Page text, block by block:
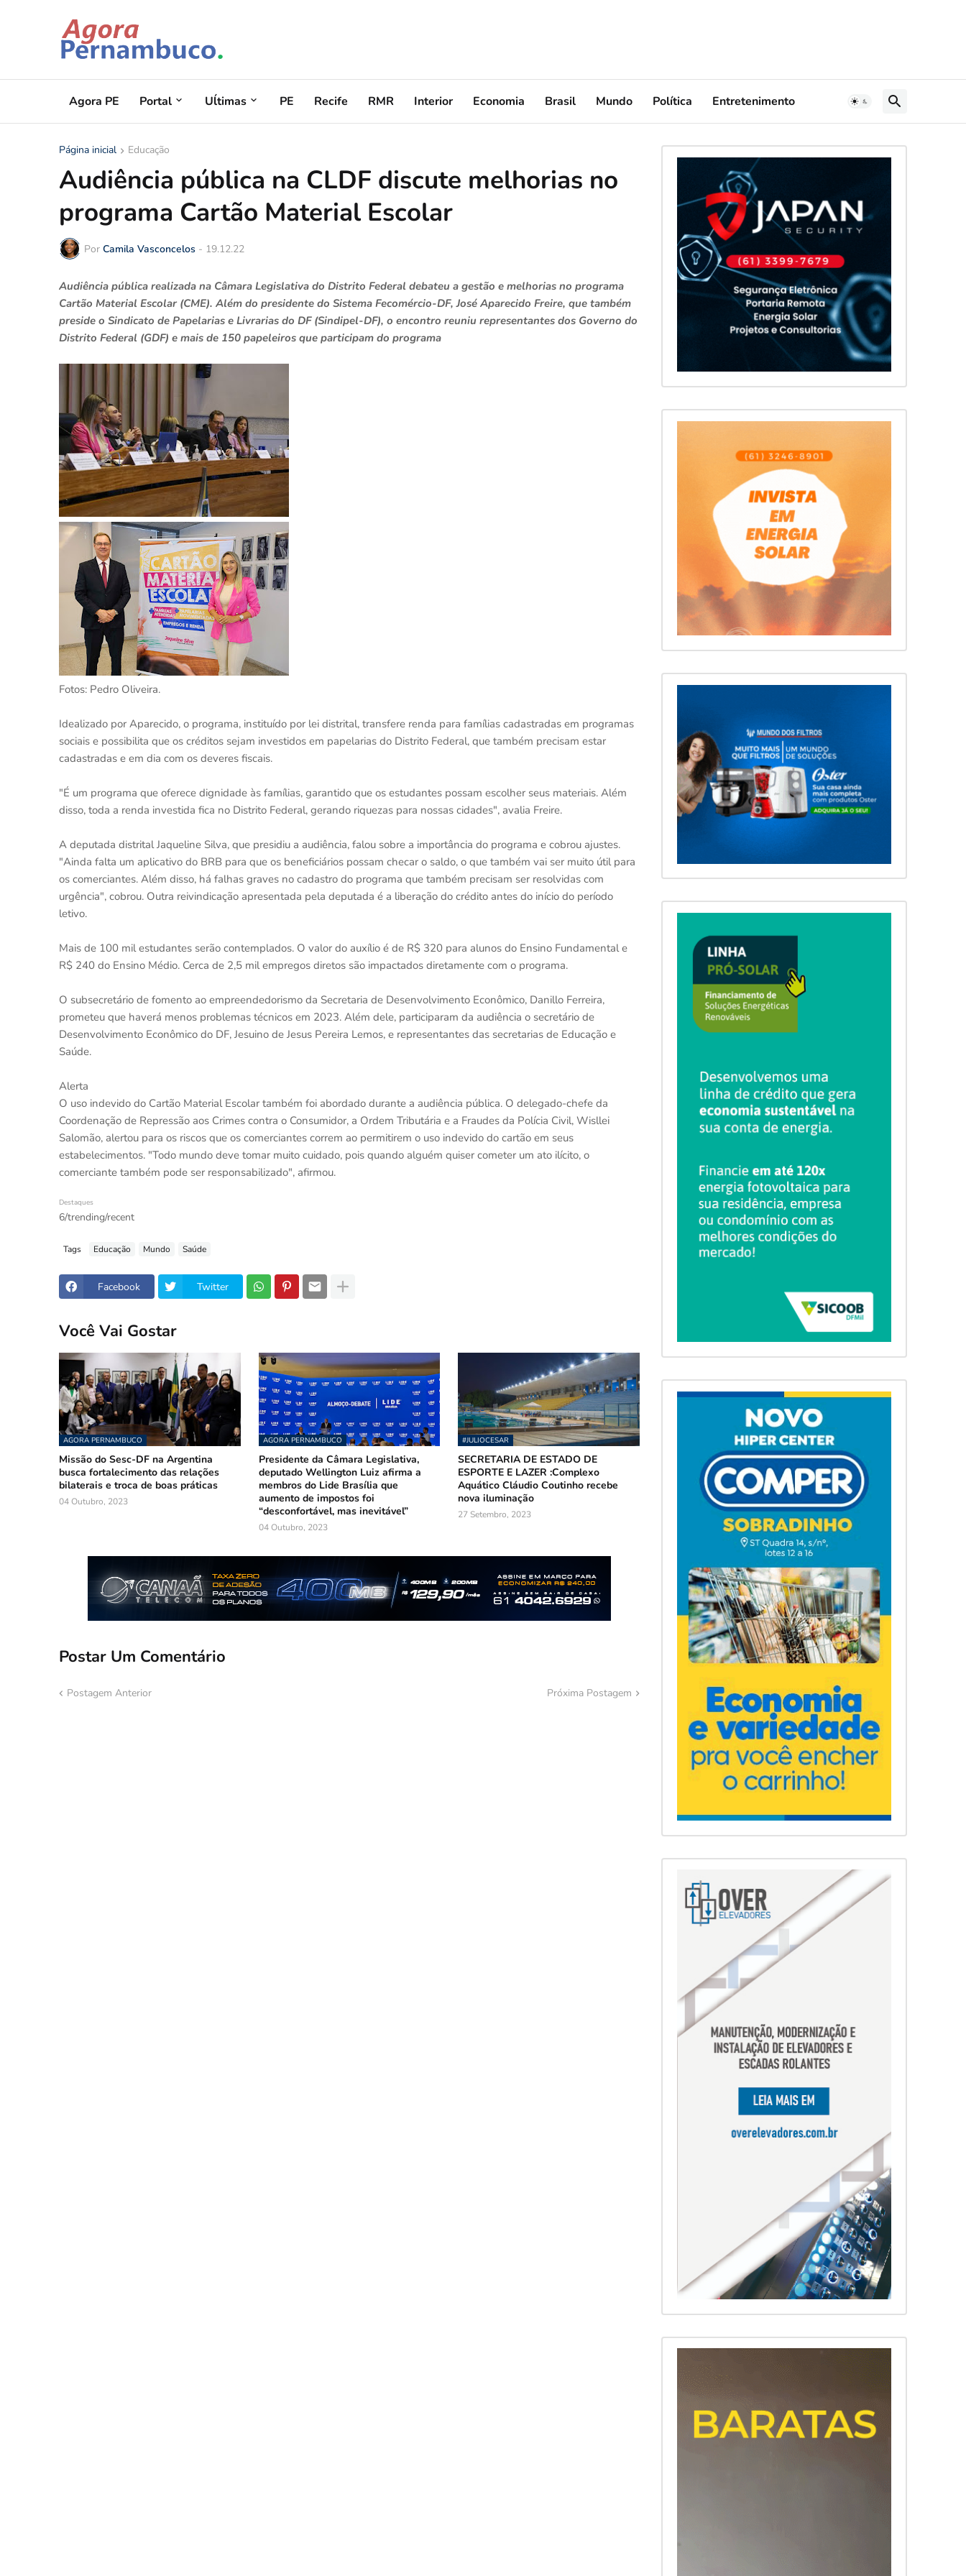
Agora PE Portal Uĺtimas PE Recife RMR Interior Economia Brasil Mundo Política Entretenimento
Página inicial Educação
Audiência pública na CLDF discute melhorias no
programa Cartão Material Escolar
Por Camila Vasconcelos - 19.12.22
Audiência pública realizada na Câmara Legislativa do Distrito Federal debateu a gestão e melhorias no programa
Cartão Material Escolar (CME). Além do presidente do Sistema Fecomércio-DF, José Aparecido Freire, que também
preside o Sindicato de Papelarias e Livrarias do DF (Sindipel-DF), o encontro reuniu representantes dos Governo do
Distrito Federal (GDF) e mais de 150 papeleiros que participam do programa
Fotos: Pedro Oliveira.
Idealizado por Aparecido, o programa, instituído por lei distrital, transfere renda para famílias cadastradas em programas
sociais e possibilita que os créditos sejam investidos em papelarias do Distrito Federal, que também precisam estar
cadastradas e em dia com os deveres fiscais.
"É um programa que oferece dignidade às famílias, garantido que os estudantes possam escolher seus materiais. Além
disso, toda a renda investida fica no Distrito Federal, gerando riquezas para nossas cidades", avalia Freire.
A deputada distrital Jaqueline Silva, que presidiu a audiência, falou sobre a importância do programa e cobrou ajustes.
"Ainda falta um aplicativo do BRB para que os beneficiários possam checar o saldo, o que também vai ser muito útil para
os comerciantes. Além disso, há falhas graves no cadastro do programa que também precisam ser resolvidas com
urgência", cobrou. Outra reivindicação apresentada pela deputada é a liberação do crédito antes do início do período
letivo.
Mais de 100 mil estudantes serão contemplados. O valor do auxílio é de R$ 320 para alunos do Ensino Fundamental e
R$ 240 do Ensino Médio. Cerca de 2,5 mil empregos diretos são impactados diretamente com o programa.
O subsecretário de fomento ao empreendedorismo da Secretaria de Desenvolvimento Econômico, Danillo Ferreira,
prometeu que haverá menos problemas técnicos em 2023. Além dele, participaram da audiência o secretário de
Desenvolvimento Econômico do DF, Jesuino de Jesus Pereira Lemos, e representantes das secretarias de Educação e
Saúde.
Alerta
O uso indevido do Cartão Material Escolar também foi abordado durante a audiência pública. O delegado-chefe da
Coordenação de Repressão aos Crimes contra o Consumidor, a Ordem Tributária e a Fraudes da Polícia Civil, Wisllei
Salomão, alertou para os riscos que os comerciantes correm ao permitirem o uso indevido do cartão em seus
estabelecimentos. "Todo mundo deve tomar muito cuidado, pois quando alguém quiser cometer um ato ilícito, o
comerciante também pode ser responsabilizado", afirmou.
Destaques
6/trending/recent
Tags Educação Mundo Saúde
Facebook Twitter
Você Vai Gostar
AGORA PERNAMBUCO
Missão do Sesc-DF na Argentina
busca fortalecimento das relações
bilaterais e troca de boas práticas
04 Outubro, 2023
AGORA PERNAMBUCO
Presidente da Câmara Legislativa,
deputado Wellington Luiz afirma a
membros do Lide Brasília que
aumento de impostos foi
“desconfortável, mas inevitável”
04 Outubro, 2023
#JULIOCESAR
SECRETARIA DE ESTADO DE
ESPORTE E LAZER :Complexo
Aquático Cláudio Coutinho recebe
nova iluminação
27 Setembro, 2023
Postar Um Comentário
Postagem Anterior Próxima Postagem